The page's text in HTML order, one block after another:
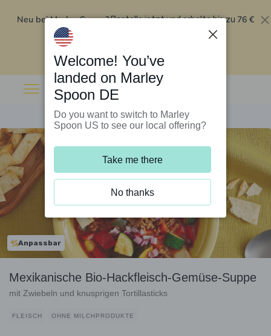
Neu bei Marley Spoon?Bestelle jetzt und erhalte bis zu 76 €
Rabatt auf deine ersten fünf Boxen
Anpassbar
Mexikanische Bio-Hackfleisch-Gemüse-Suppe
mit Zwiebeln und knusprigen Tortillasticks
FLEISCH OHNE MILCHPRODUKTE
Welcome! You’ve
landed on Marley
Spoon DE
Do you want to switch to Marley
Spoon US to see our local offering?
Take me there
No thanks